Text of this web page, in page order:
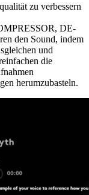
zu verbessern
DE-
den Sound, indem
und
die
herumzubasteln.